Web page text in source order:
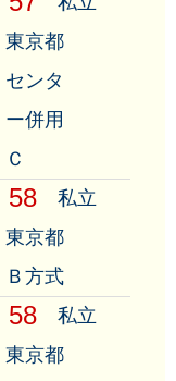
東京都
センタ
ー併用
Ｃ
58
私立
東京都
Ｂ方式
58
私立
東京都